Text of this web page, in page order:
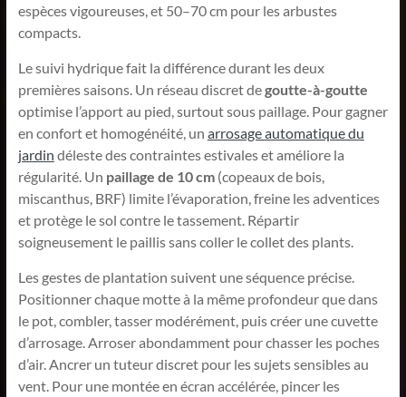
espèces vigoureuses, et 50–70 cm pour les arbustes
compacts.
Le suivi hydrique fait la différence durant les deux
premières saisons. Un réseau discret degoutte-à-goutte
optimise l’apport au pied, surtout sous paillage. Pour gagner
en confort et homogénéité, un arrosage automatique du
jardin déleste des contraintes estivales et améliore la
régularité. Un paillage de 10 cm(copeaux de bois,
miscanthus, BRF) limite l’évaporation, freine les adventices
et protège le sol contre le tassement. Répartir
soigneusement le paillis sans coller le collet des plants.
Les gestes de plantation suivent une séquence précise.
Positionner chaque motte à la même profondeur que dans
le pot, combler, tasser modérément, puis créer une cuvette
d’arrosage. Arroser abondamment pour chasser les poches
d’air. Ancrer un tuteur discret pour les sujets sensibles au
vent. Pour une montée en écran accélérée, pincer les